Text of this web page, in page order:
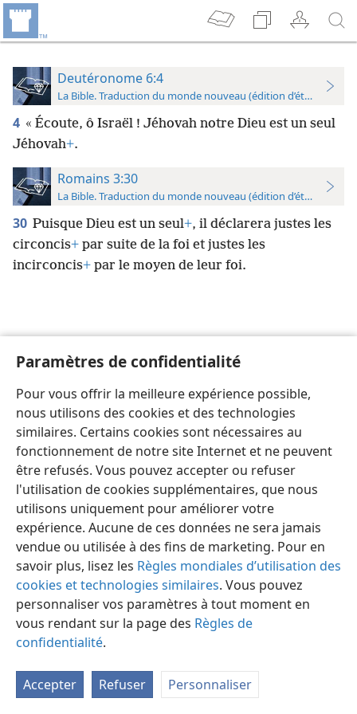
Paramètres de confidentialité
Pour vous offrir la meilleure expérience possible,
nous utilisons des cookies et des technologies
similaires. Certains cookies sont nécessaires au
fonctionnement de notre site Internet et ne peuvent
être refusés. Vous pouvez accepter ou refuser
l'utilisation de cookies supplémentaires, que nous
utilisons uniquement pour améliorer votre
expérience. Aucune de ces données ne sera jamais
vendue ou utilisée à des fins de marketing. Pour en
savoir plus, lisez les Règles mondiales d’utilisation des
cookies et technologies similaires. Vous pouvez
personnaliser vos paramètres à tout moment en
vous rendant sur la page des Règles de
confidentialité.
Accepter Refuser Personnaliser
Deutéronome 6:4
La Bible. Traduction du monde nouveau (édition d’étude)
4 « Écoute, ô Israël ! Jéhovah notre Dieu est un seul
Jéhovah+.
Romains 3:30
La Bible. Traduction du monde nouveau (édition d’étude)
30 Puisque Dieu est un seul+, il déclarera justes les
circoncis+ par suite de la foi et justes les
incirconcis+ par le moyen de leur foi.
Préférences
Copyright© 2026 Watch Tower Bible and Tract Society of Pennsylvania
Conditions d’utilisation
Règles de confidentialité
Paramètres de confidentialité
JW.ORG Se connecter